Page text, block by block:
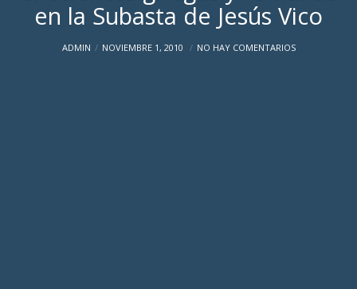
en la Subasta de Jesús Vico
ADMIN NOVIEMBRE 1, 2010 NO HAY COMENTARIOS